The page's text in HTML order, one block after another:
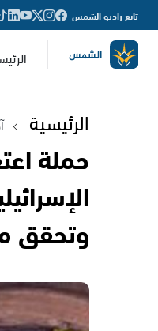
تابع راديو الشمس
الرئيسية
حملة
وتحقق